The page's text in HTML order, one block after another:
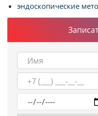
эндоскопические